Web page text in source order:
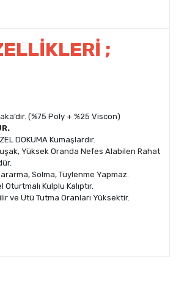
;
(%75 Poly + %25 Viscon)
DOKUMA Kumaşlardır.
Yüksek Oranda Nefes Alabilen Rahat
Solma, Tüylenme Yapmaz.
Kulplu Kalıptır.
ve Ütü Tutma Oranları Yüksektir.